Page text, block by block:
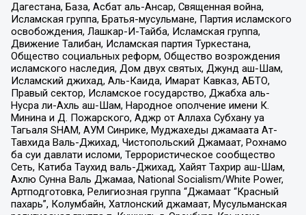
Дагестана, База, Асбат аль-Ансар, Священная война,
Исламская группа, Братья-мусульмане, Партия исламского
освобождения, Лашкар-И-Тайба, Исламская группа,
Движение Талибан, Исламская партия Туркестана,
Общество социальных реформ, Общество возрождения
исламского наследия, Дом двух святых, Джунд аш-Шам,
Исламский джихад, Аль-Каида, Имарат Кавказ, АБТО,
Правый сектор, Исламское государство, Джабха аль-
Нусра ли-Ахль аш-Шам, Народное ополчение имени К.
Минина и Д. Пожарского, Аджр от Аллаха Субхану уа
Тагьаля SHAM, АУМ Синрике, Муджахеды джамаата Ат-
Тавхида Валь-Джихад, Чистопольский Джамаат, Рохнамо
ба суи давлати исломи, Террористическое сообщество
Сеть, Катиба Таухид валь-Джихад, Хайят Тахрир аш-Шам,
Ахлю Сунна Валь Джамаа, National Socialism/White Power,
Артподготовка, Религиозная группа “Джамаат “Красный
пахарь”, Колумбайн, Хатлонский джамаат, Мусульманская